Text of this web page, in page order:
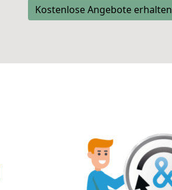
Kostenlose Angebote erhalten